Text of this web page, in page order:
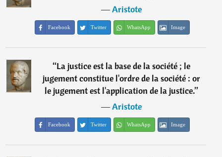
―Aristote
Facebook Twitter WhatsApp Image
“La justice est la base de la société ; le
jugement constitue l'ordre de la société : or
le jugement est l'application de la justice.”
―Aristote
Facebook Twitter WhatsApp Image